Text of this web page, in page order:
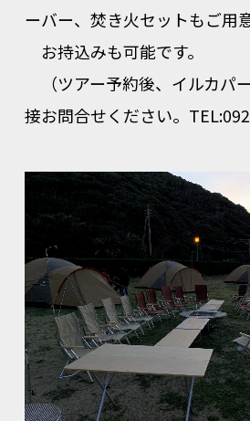
ーバー、焚き火セットもご用
お持込みも可能です。
（ツアー予約後、イルカパ
接お問合せください。